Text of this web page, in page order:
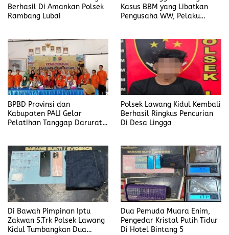
Berhasil Di Amankan Polsek
Rambang Lubai
Kasus BBM yang Libatkan
Pengusaha WW, Pelaku
BPBD Provinsi dan
Kabupaten PALI Gelar
Pelatihan Tanggap Darurat
Polsek Lawang Kidul Kembali
Berhasil Ringkus Pencurian
Di Desa Lingga
Di Bawah Pimpinan Iptu
Zakwan S.Trk Polsek Lawang
Kidul Tumbangkan Dua
Dua Pemuda Muara Enim,
Pengedar Kristal Putih Tidur
Di Hotel Bintang 5